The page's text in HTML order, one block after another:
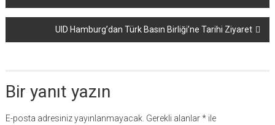
dolaşımı
UID Hamburg’dan Türk Basın Birliği’ne Tarihi Ziyaret
Bir yanıt yazın
E-posta adresiniz yayınlanmayacak. Gerekli alanlar*ile